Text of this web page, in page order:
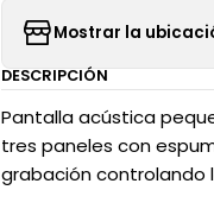
Mostrar la
DESCRIPCIÓN
Pantalla acústica
tres paneles con
grabación controlando